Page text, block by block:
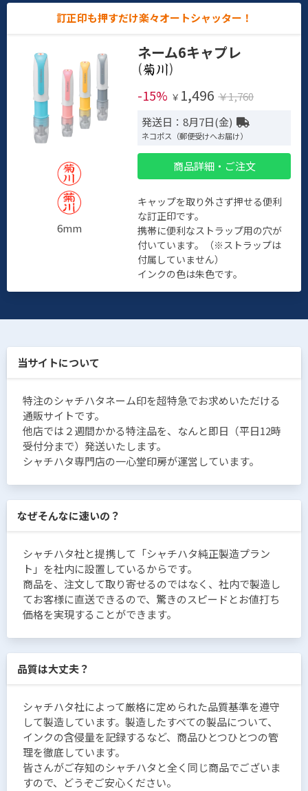
訂正印も押すだけ楽々オートシャッター！
6mm
ネーム6キャプレ
(
)
-15% ￥ 1,496 ￥1,760
発送日：8月7日(金)
ネコポス（郵便受けへお届け）
商品詳細・ご注文
キャップを取り外さず押せる便利
な訂正印です。
携帯に便利なストラップ用の穴が
付いています。（※ストラップは
付属していません）
インクの色は朱色です。
当サイトについて
特注のシャチハタネーム印を超特急でお求めいただける
通販サイトです。
他店では２週間かかる特注品を、なんと即日（平日12時
受付分まで）発送いたします。
シャチハタ専門店の一心堂印房が運営しています。
なぜそんなに速いの？
シャチハタ社と提携して「シャチハタ純正製造プラン
ト」を社内に設置しているからです。
商品を、注文して取り寄せるのではなく、社内で製造し
てお客様に直送できるので、驚きのスピードとお値打ち
価格を実現することができます。
品質は大丈夫？
シャチハタ社によって厳格に定められた品質基準を遵守
して製造しています。製造したすべての製品について、
インクの含侵量を記録するなど、商品ひとつひとつの管
理を徹底しています。
皆さんがご存知のシャチハタと全く同じ商品でございま
すので、どうぞご安心ください。